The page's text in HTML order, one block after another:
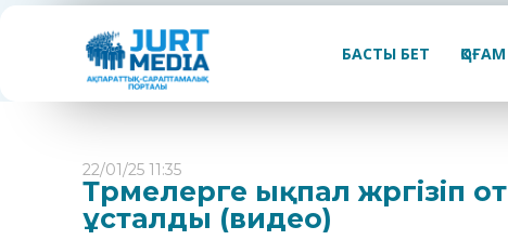
БАСТЫ БЕТ ҚОҒАМ
22/01/25 11:35
Түрмелерге ықпал
ұсталды (видео)